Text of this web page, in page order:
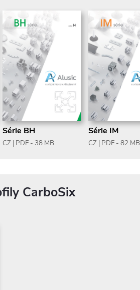
Série BH
CZ | PDF - 38 MB
Série IM
CZ | PDF - 82 MB
CarboSix